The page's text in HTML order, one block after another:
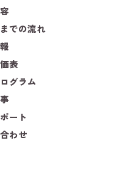
での流れ
表
グラム
ート
わせ